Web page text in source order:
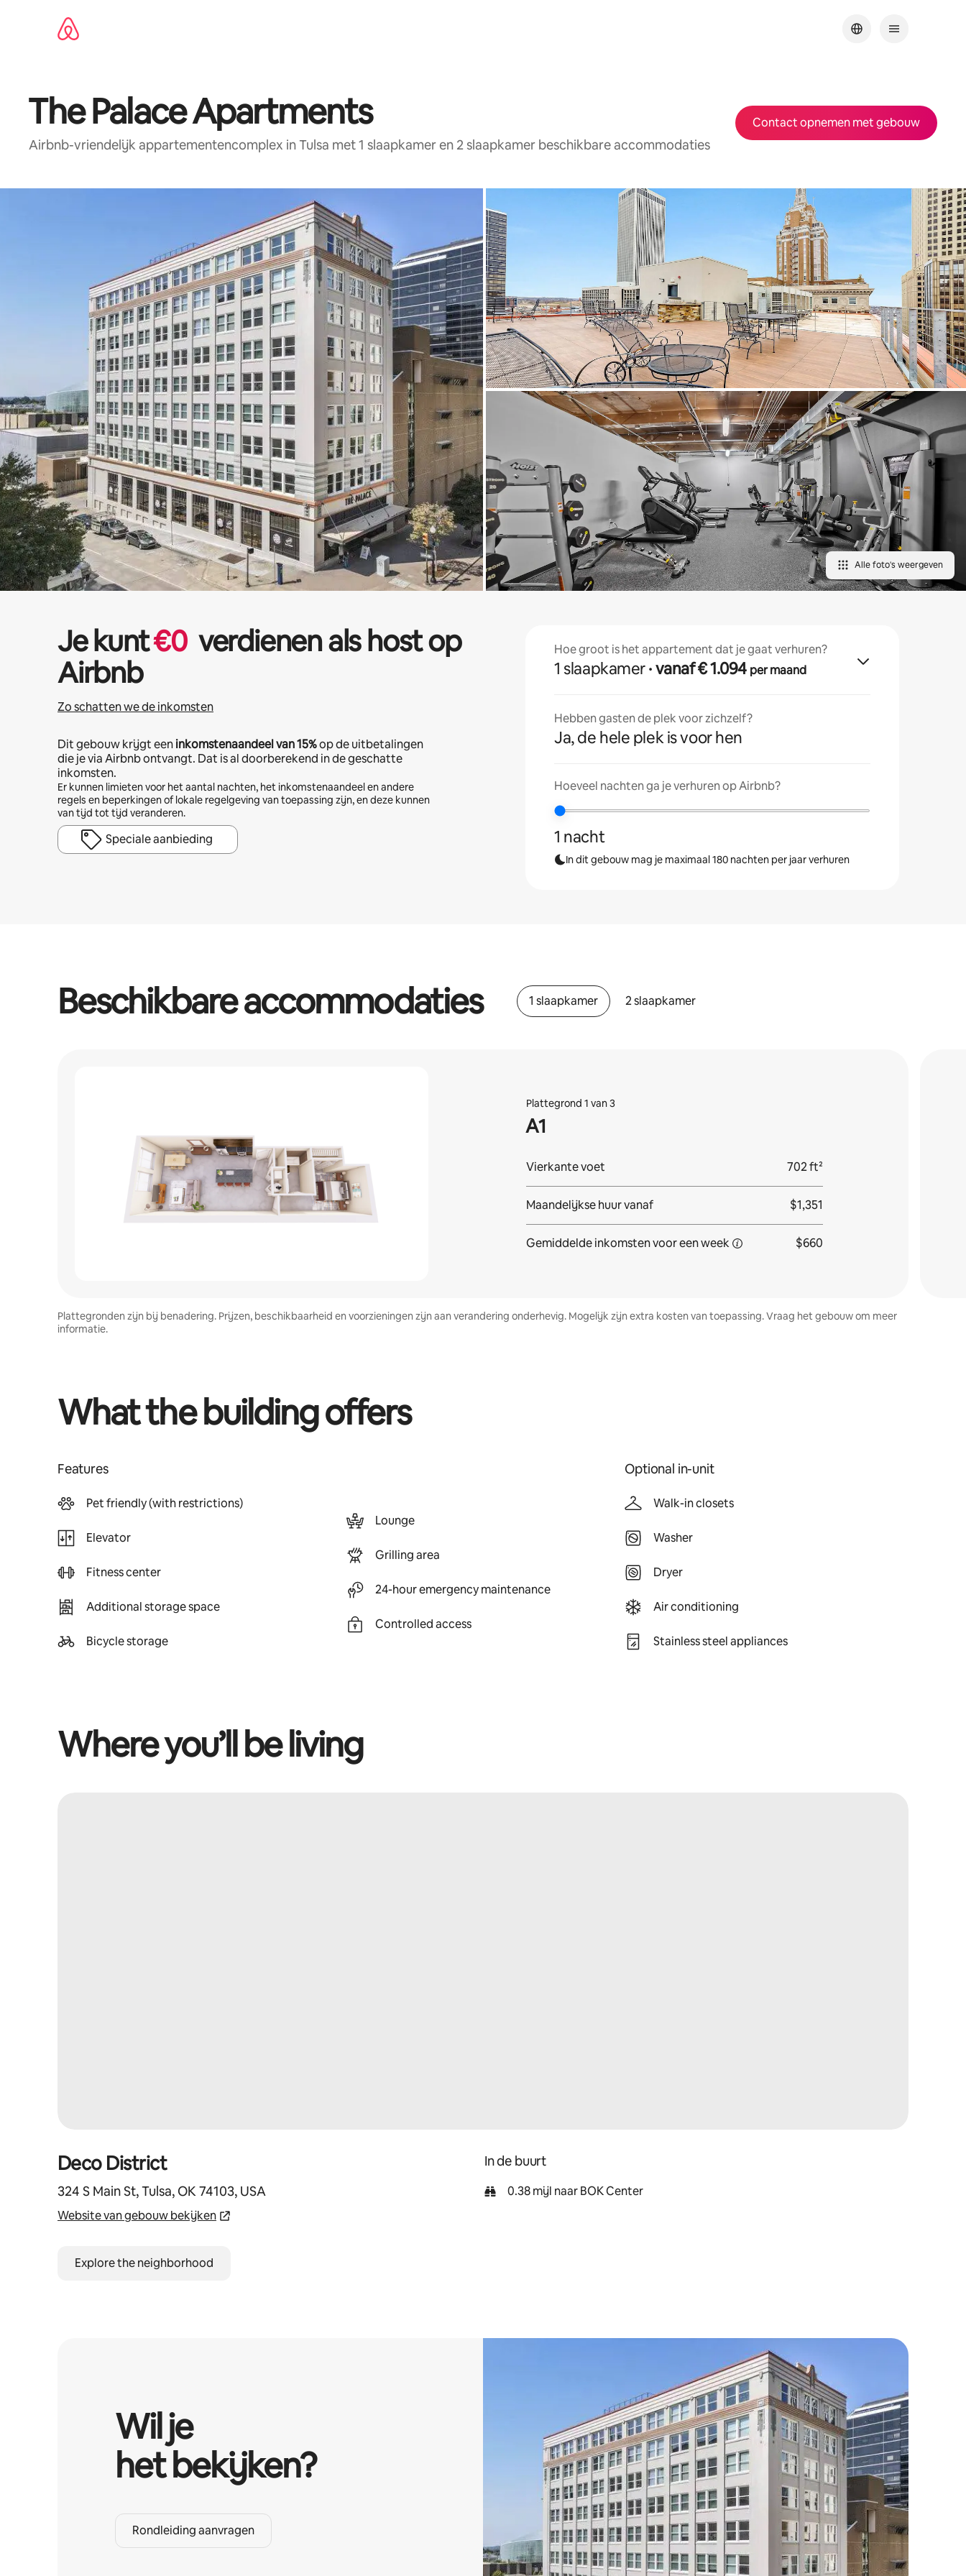
The Palace Apartments
Airbnb-vriendelijk appartementencomplex in Tulsa met 1 slaapkamer en 2 slaapkamer beschikbare accommodaties
Contact opnemen met gebouw
Alle foto's weergeven
Je kunt€0 verdienen als host op
Airbnb
Zo schatten we de inkomsten
Dit gebouw krijgt eeninkomstenaandeel van15%op de uitbetalingen
die je via Airbnb ontvangt. Dat is al doorberekend in de geschatte
inkomsten.
Er kunnen limieten voor het aantal nachten, het inkomstenaandeel en andere
regels en beperkingen of lokale regelgeving van toepassing zijn, en deze kunnen
van tijd tot tijd veranderen.
Speciale aanbieding
Hoe groot is het appartement dat je gaat verhuren?
1 slaapkamer · vanaf € 1.094 per maand
Hebben gasten de plek voor zichzelf?
Ja, de hele plek is voor hen
Hoeveel nachten ga je verhuren op Airbnb?
1 nacht
In dit gebouw mag je maximaal 180 nachten per jaar verhuren
Beschikbare accommodaties 1 slaapkamer 2 slaapkamer
Plattegrond 1 van 3
A1
Vierkante voet 702 ft²
Maandelijkse huur vanaf $1,351
Gemiddelde inkomsten vooreen week $660
Plattegronden zijn bij benadering. Prijzen, beschikbaarheid en voorzieningen zijn aan verandering onderhevig. Mogelijk zijn extra kosten van toepassing. Vraag het gebouw om meer
informatie.
What the building offers
Features
Pet friendly (with restrictions)
Elevator
Fitness center
Additional storage space
Bicycle storage
Lounge
Grilling area
24-hour emergency maintenance
Controlled access
Optional in-unit
Walk-in closets
Washer
Dryer
Air conditioning
Stainless steel appliances
Where you’ll be living
Deco District
324 S Main St, Tulsa, OK 74103, USA
Website van gebouw bekijken
Explore the neighborhood
In de buurt
0.38 mijl naar BOK Center
Wil je
het bekijken?
Rondleiding aanvragen